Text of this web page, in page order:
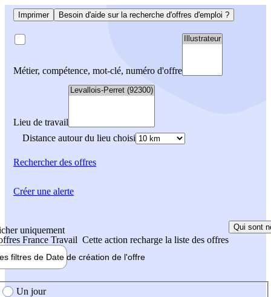
Imprimer Besoin d'aide sur la recherche d'offres d'emploi ?
Métier, compétence, mot-clé, numéro d'offre
Lieu de travail
Distance autour du lieu choisi
Rechercherdes offres
uniquement
France Travail Cette action recharge la liste des offres
Qui sont
filtres de Date de création de l'offre
création de l'offre
Un jour
Créer une alerte